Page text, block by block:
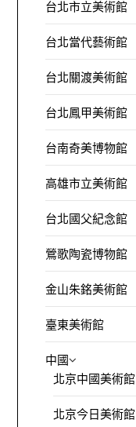
台北市立美術館
台北當代藝術館
台北關渡美術館
台北鳳甲美術館
台南奇美博物館
高雄市立美術館
台北國父紀念館
鶯歌陶瓷博物館
金山朱銘美術館
臺東美術館
中國
北京中國美術館
北京今日美術館